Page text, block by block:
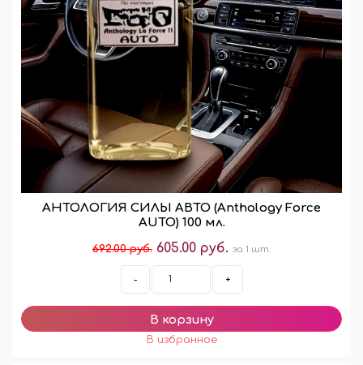
АНТОЛОГИЯ СИЛЫ АВТО (Anthology Force
AUTO) 100 мл.
692.00 руб. 605.00 руб. за 1 шт.
- +